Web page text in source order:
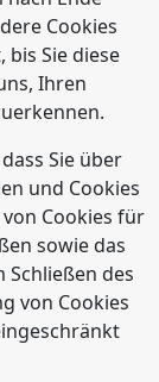
Cookies
Sie diese
Ihren
Sie über
und Cookies
Cookies für
sowie das
Schließen des
von Cookies